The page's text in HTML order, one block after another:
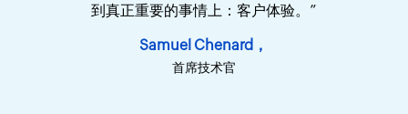
到真正重要的事情上：客户体验。”
Samuel Chenard，
首席技术官